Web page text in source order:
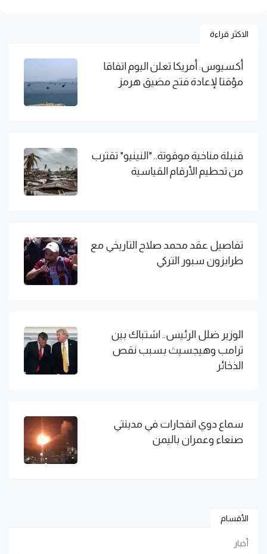
الاكثر قراءة
أكسيوس: أمريكا تعلن اليوم اتفاقا
مؤقتا لإعادة فتح مضيق هرمز
قنبلة مناخية موقوتة.. "النينيو" تقترب
من تحطيم الأرقام القياسية
تفاصيل عقد محمد صلاح التاريخي مع
طرابزون سبور التركي
الوزير ضلل الرئيس.. اشتباك بين
ترامب وهيجسيث بسبب نقص
الذخائر
سماع دوي انفجارات في مدينتي
صنعاء وعمران باليمن
الأقسام
أخبار